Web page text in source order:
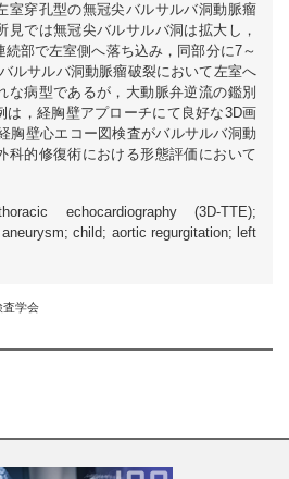
室穿孔型の無冠尖バルサルバ洞動脈瘤
見では無冠尖バルサルバ洞は拡大し，
部で左室側へ落ち込み，同部分に7～
ルサルバ洞動脈瘤破裂において左室へ
な病型であるが，大動脈弁逆流の鑑別
は，経胸壁アプローチにて良好な3D画
胸壁心エコー図検査がバルサルバ洞動
科的修復術における形態評価において
echocardiography (3D-TTE);
child; aortic regurgitation; left
査学会